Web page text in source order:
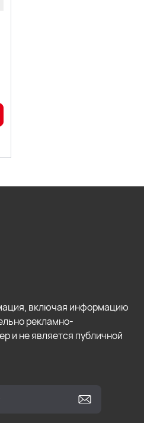
включая информацию
рекламно-
и не является публичной